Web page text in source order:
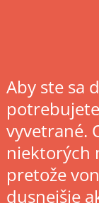
Aby ste sa
vyvetrané.
niektorých
pretože
dusnejšie